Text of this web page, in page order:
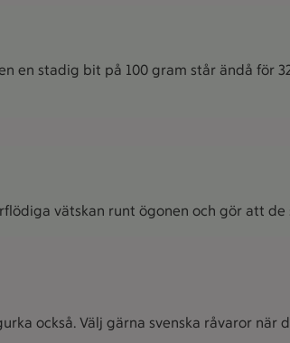
en stadig bit på 100 gram står ändå för
vätskan runt ögonen och gör att
också. Välj gärna svenska råvaror när